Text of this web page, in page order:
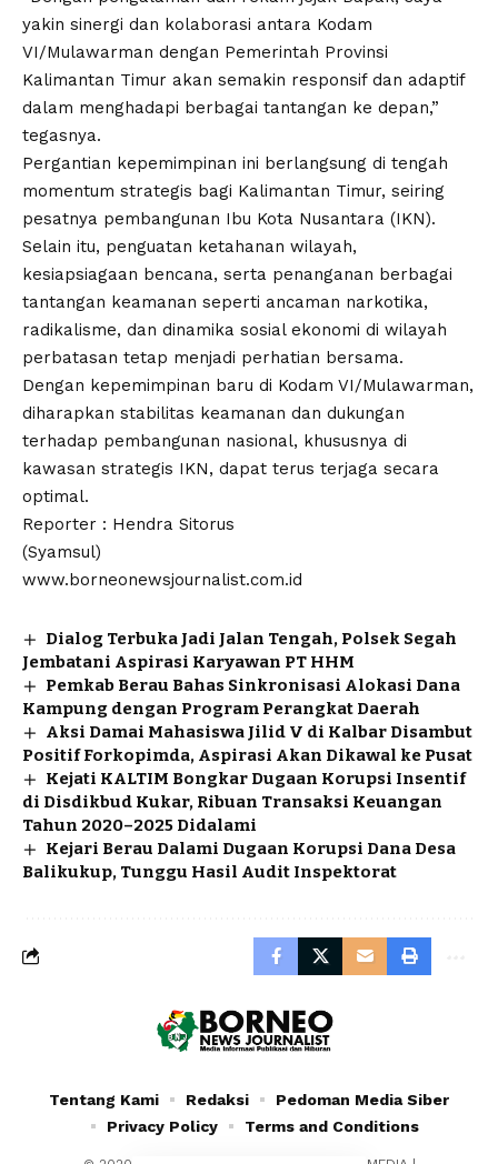
yakin sinergi dan kolaborasi antara Kodam
VI/Mulawarman dengan Pemerintah Provinsi
Kalimantan Timur akan semakin responsif dan adaptif
dalam menghadapi berbagai tantangan ke depan,”
tegasnya.
Pergantian kepemimpinan ini berlangsung di tengah
momentum strategis bagi Kalimantan Timur, seiring
pesatnya pembangunan Ibu Kota Nusantara (IKN).
Selain itu, penguatan ketahanan wilayah,
kesiapsiagaan bencana, serta penanganan berbagai
tantangan keamanan seperti ancaman narkotika,
radikalisme, dan dinamika sosial ekonomi di wilayah
perbatasan tetap menjadi perhatian bersama.
Dengan kepemimpinan baru di Kodam VI/Mulawarman,
diharapkan stabilitas keamanan dan dukungan
terhadap pembangunan nasional, khususnya di
kawasan strategis IKN, dapat terus terjaga secara
optimal.
Reporter : Hendra Sitorus
(Syamsul)
www.borneonewsjournalist.com.id
Dialog Terbuka Jadi Jalan Tengah, Polsek Segah
Jembatani Aspirasi Karyawan PT HHM
Pemkab Berau Bahas Sinkronisasi Alokasi Dana
Kampung dengan Program Perangkat Daerah
Aksi Damai Mahasiswa Jilid V di Kalbar Disambut
Positif Forkopimda, Aspirasi Akan Dikawal ke Pusat
Kejati KALTIM Bongkar Dugaan Korupsi Insentif
di Disdikbud Kukar, Ribuan Transaksi Keuangan
Tahun 2020–2025 Didalami
Kejari Berau Dalami Dugaan Korupsi Dana Desa
Balikukup, Tunggu Hasil Audit Inspektorat
Tentang Kami Redaksi
Pedoman Media Siber
Privacy Policy
Terms and Conditions